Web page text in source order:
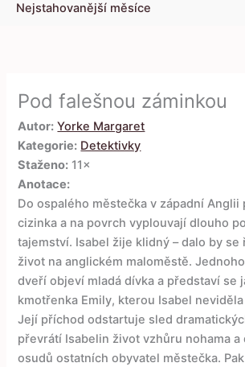
Nejstahovanější měsíce
Pod falešnou záminkou
Autor: Yorke Margaret
Kategorie: Detektivky
Staženo: 11×
Anotace:
Do ospalého městečka v západní Anglii
cizinka a na povrch vyplouvají dlouho
tajemství. Isabel žije klidný – dalo by se
život na anglickém maloměstě.
dveří objeví mladá dívka a představí se
kmotřenka Emily, kterou Isabel
Její příchod odstartuje sled
převrátí Isabelin život vzhůru nohama a
osudů ostatních obyvatel městečka.